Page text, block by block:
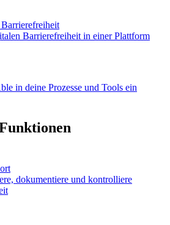
Barrierefreiheit in einer Plattform
in deine Prozesse und Tools ein
dokumentiere und kontrolliere